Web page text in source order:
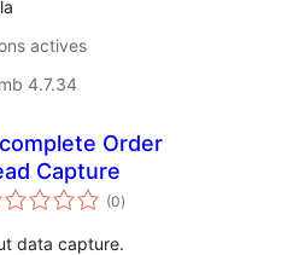
actives
4.7.34
Order
Capture
(0puntuacions
totals
)
data capture.